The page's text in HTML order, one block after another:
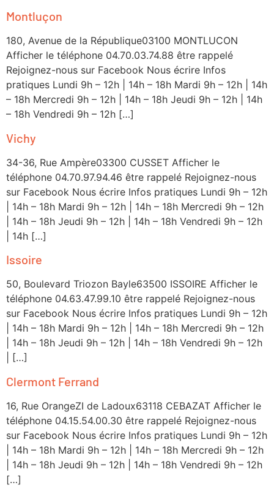
Montluçon
180, Avenue de la République03100 MONTLUCON
Afficher le téléphone 04.70.03.74.88 être rappelé
Rejoignez-nous sur Facebook Nous écrire Infos
pratiques Lundi 9h – 12h | 14h – 18h Mardi 9h – 12h | 14h
– 18h Mercredi 9h – 12h | 14h – 18h Jeudi 9h – 12h | 14h
– 18h Vendredi 9h – 12h […]
Vichy
34-36, Rue Ampère03300 CUSSET Afficher le
téléphone 04.70.97.94.46 être rappelé Rejoignez-nous
sur Facebook Nous écrire Infos pratiques Lundi 9h – 12h
| 14h – 18h Mardi 9h – 12h | 14h – 18h Mercredi 9h – 12h
| 14h – 18h Jeudi 9h – 12h | 14h – 18h Vendredi 9h – 12h
| 14h […]
Issoire
50, Boulevard Triozon Bayle63500 ISSOIRE Afficher le
téléphone 04.63.47.99.10 être rappelé Rejoignez-nous
sur Facebook Nous écrire Infos pratiques Lundi 9h – 12h
| 14h – 18h Mardi 9h – 12h | 14h – 18h Mercredi 9h – 12h
| 14h – 18h Jeudi 9h – 12h | 14h – 18h Vendredi 9h – 12h
| […]
Clermont Ferrand
16, Rue OrangeZI de Ladoux63118 CEBAZAT Afficher le
téléphone 04.15.54.00.30 être rappelé Rejoignez-nous
sur Facebook Nous écrire Infos pratiques Lundi 9h – 12h
| 14h – 18h Mardi 9h – 12h | 14h – 18h Mercredi 9h – 12h
| 14h – 18h Jeudi 9h – 12h | 14h – 18h Vendredi 9h – 12h
[…]